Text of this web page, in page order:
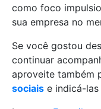
como foco
sua empresa no
Se você gostou
continuar
aproveite também
sociais e indicá-las